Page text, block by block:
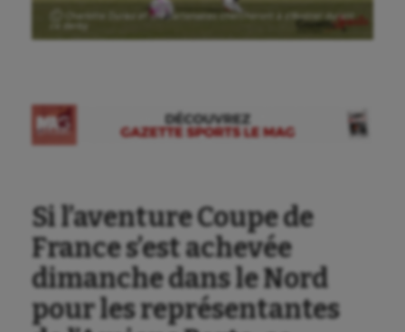
Ⓒ Charlotte Duriez et ses partenaires chercheront à s’illustrer durant
Si l’aventure Coupe de
France s’est achevée
dimanche dans le Nord
pour les représentantes